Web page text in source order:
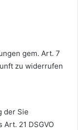
gem. Art. 7
zu widerrufen
der Sie
21 DSGVO